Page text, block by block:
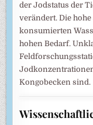
der Jodstatus der
verändert. Die
konsumierten
hohen Bedarf.
Kongobecken sind.